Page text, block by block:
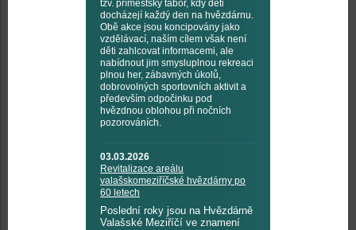
tzv. příměstský tábor, kdy děti
docházejí každý den na hvězdárnu.
Obě akce jsou koncipovány jako
vzdělávací, naším cílem však není
děti zahlcovat informacemi, ale
nabídnout jim smysluplnou rekreaci
plnou her, zábavných úkolů,
dobrovolných sportovních aktivit a
především odpočinku pod
hvězdnou oblohou při nočních
pozorováních.
03.03.2026
Revitalizace areálu
valašskomeziříčské hvězdárny po
60 letech
Poslední roky jsou na Hvězdárně
Valašské Meziříčí ve znamení